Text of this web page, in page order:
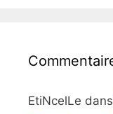
EtiNcelLe dans